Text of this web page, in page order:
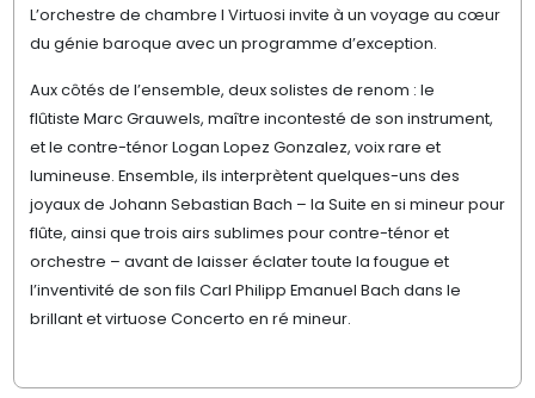
L’orchestre de chambre I Virtuosi invite à un voyage au cœur
du génie baroque avec un programme d’exception.
Aux côtés de l’ensemble, deux solistes de renom : le
flûtiste Marc Grauwels, maître incontesté de son instrument,
et le contre-ténorLogan Lopez Gonzalez, voix rare et
lumineuse. Ensemble, ils interprètent quelques-uns des
joyaux de Johann Sebastian Bach – la Suite en si mineur pour
flûte, ainsi que trois airs sublimes pour contre-ténor et
orchestre – avant de laisser éclater toute la fougue et
l’inventivité de son fils Carl Philipp Emanuel Bach dans le
brillant et virtuose Concerto en ré mineur.